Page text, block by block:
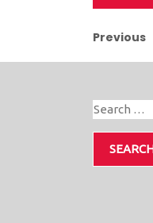
Previous